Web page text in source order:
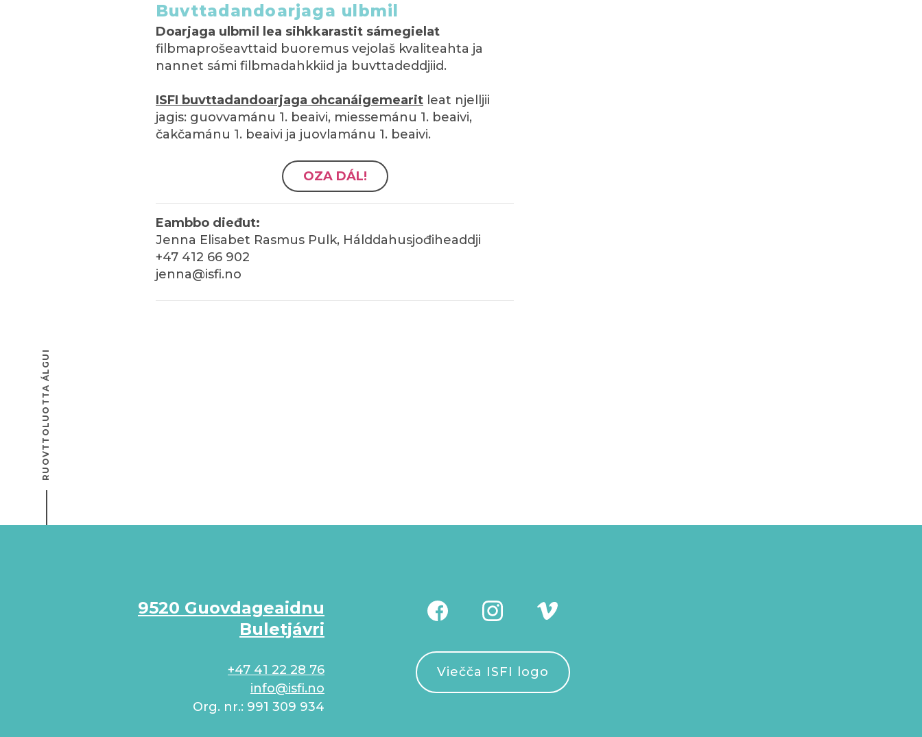
Buvttadandoarjaga ulbmil
Doarjaga ulbmil lea sihkkarastit sámegielat
filbmaprošeavttaid buoremus vejolaš kvaliteahta ja
nannet sámi filbmadahkkiid ja buvttadeddjiid.
ISFI buvttadandoarjaga ohcanáigemearit leat njelljii
jagis: guovvamánu 1. beaivi, miessemánu 1. beaivi,
čakčamánu 1. beaivi ja juovlamánu 1. beaivi.
OZA DÁL!
Eambbo dieđut:
Jenna Elisabet Rasmus Pulk, Hálddahusjođiheaddji
+47 412 66 902
jenna@isfi.no
RUOVTTOLUOTTA ÁLGUI
9520 Guovdageaidnu
Buletjávri
+47 41 22 28 76
info@isfi.no
Org. nr.: 991 309 934
Viečča ISFI logo